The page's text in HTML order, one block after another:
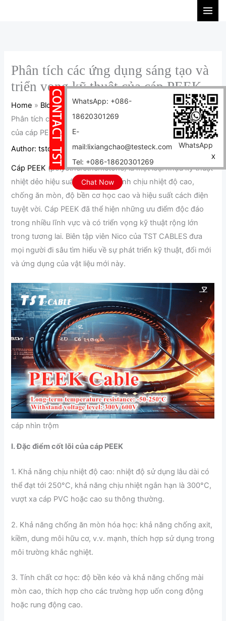
WhatsApp: +086-
18620301269
E-
mail:lixiangchao@testeck.com
Tel: +086-18620301269
Chat Now
WhatsApp
X
c
Phân tích các ứng dụng sáng tạo và
triển vọng kỹ thuật của cáp PEEK
Home
Blog
Phân tích các ứng dụng sáng tạo và triển vọng kỹ thuật
của cáp PEEK
Author: tstcables /2025-02-09
Cáp PEEK (polyetheretherketone) là một loại nhựa kỹ thuật
nhiệt dẻo hiệu suất cao có đặc tính chịu nhiệt độ cao,
chống ăn mòn, độ bền cơ học cao và hiệu suất cách điện
tuyệt vời. Cáp PEEK đã thể hiện những ưu điểm độc đáo
trong nhiều lĩnh vực và có triển vọng kỹ thuật rộng lớn
trong tương lai. Biên tập viên Nico của TST CABLES đưa
mọi người đi sâu tìm hiểu về sự phát triển kỹ thuật, đổi mới
và ứng dụng của vật liệu mới này.
cáp nhìn trộm
I. Đặc điểm cốt lõi của cáp PEEK
1. Khả năng chịu nhiệt độ cao: nhiệt độ sử dụng lâu dài có
thể đạt tới 250°C, khả năng chịu nhiệt ngắn hạn là 300°C,
vượt xa cáp PVC hoặc cao su thông thường.
2. Khả năng chống ăn mòn hóa học: khả năng chống axit,
kiềm, dung môi hữu cơ, v.v. mạnh, thích hợp sử dụng trong
môi trường khắc nghiệt.
3. Tính chất cơ học: độ bền kéo và khả năng chống mài
mòn cao, thích hợp cho các trường hợp uốn cong động
hoặc rung động cao.